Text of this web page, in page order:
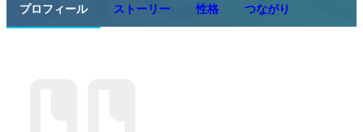
プロフィール ストーリー 性格 つながり